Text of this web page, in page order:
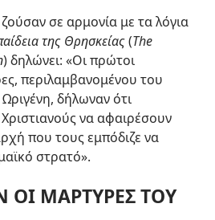
σε αρμονία με τα λόγια
της Θρησκείας(The
) δηλώνει: «Οι πρώτοι
περιλαμβανομένου του
δήλωναν ότι
να αφαιρέσουν
που τους εμπόδιζε να
στρατό».
ΟΙ ΜΑΡΤΥΡΕΣ ΤΟΥ